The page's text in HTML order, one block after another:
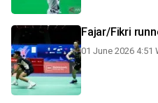
Fajar/Fikri
01 June 2026 4:51